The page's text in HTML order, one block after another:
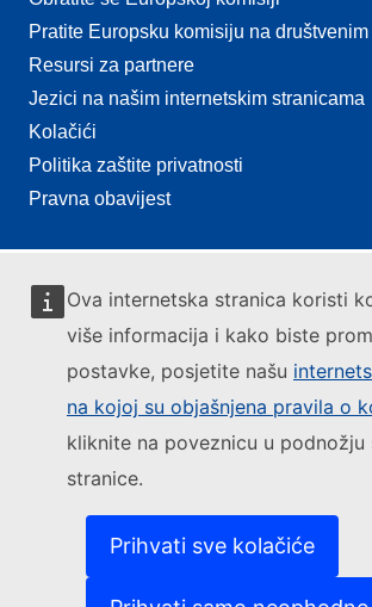
Ova internetska stranica koristi
više informacija i kako biste
postavke, posjetite našu
na kojoj su objašnjena pravila o
kliknite na poveznicu u podnožju
stranice.
Prihvati sve kolačiće
Pratite Europsku komisiju na društvenim
Resursi za partnere
Jezici na našim internetskim stranicama
Kolačići
Politika zaštite privatnosti
Pravna obavijest